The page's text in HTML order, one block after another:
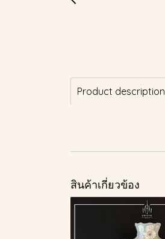
Product description
สินค้าเกี่ยวข้อง